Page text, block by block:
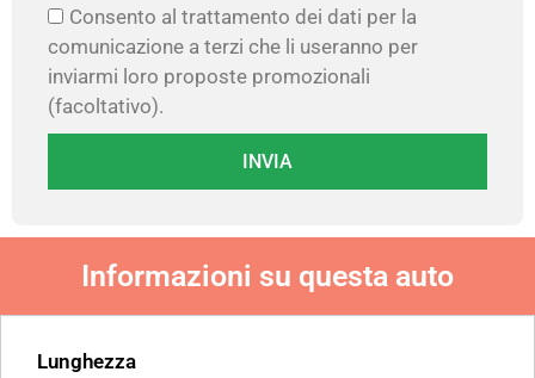
Consento al trattamento dei dati per la
comunicazione a terzi che li useranno per
inviarmi loro proposte promozionali
(facoltativo).
INVIA
Informazioni su questa auto
Lunghezza